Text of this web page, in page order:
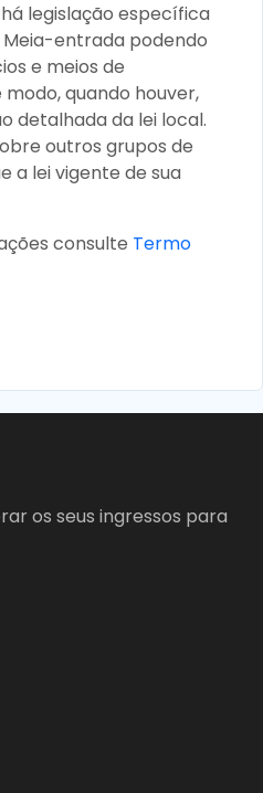
legislação específica
entrada podendo
e meios de
quando houver,
detalhada da lei local.
outros grupos de
a lei vigente de sua
consulte Termo
os seus ingressos para